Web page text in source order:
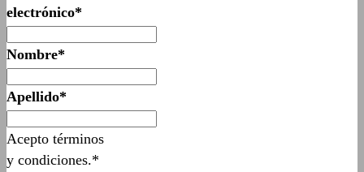
electrónico*
Nombre*
Apellido*
Acepto términos
y condiciones.*